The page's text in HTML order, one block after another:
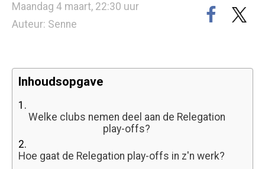
Maandag 4 maart, 22:30 uur
Auteur: Senne
Inhoudsopgave
1.
Welke clubs nemen deel aan de Relegation
play-offs?
2.
Hoe gaat de Relegation play-offs in z'n werk?